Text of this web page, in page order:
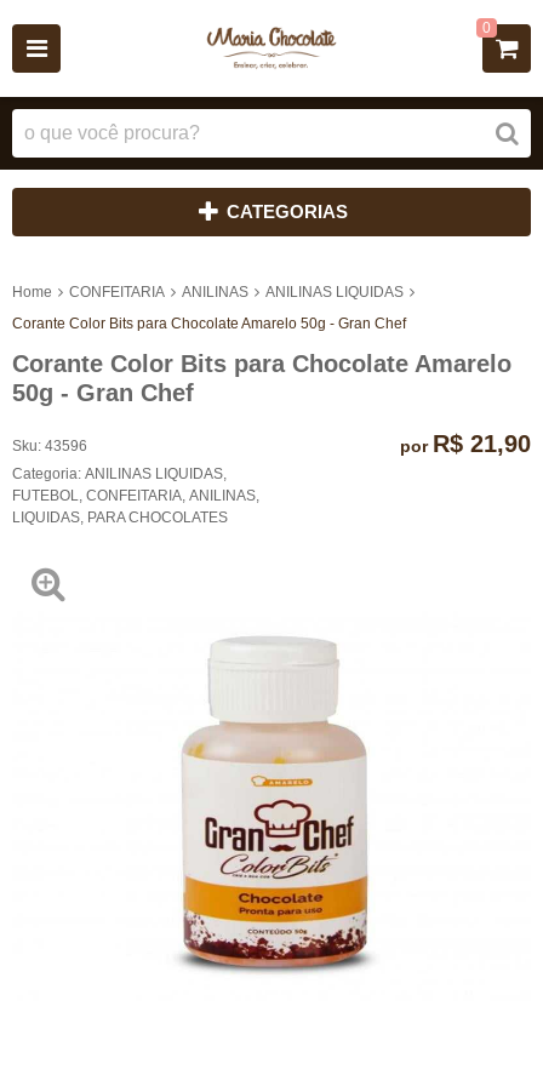
0
CATEGORIAS
Home CONFEITARIA ANILINAS
ANILINAS LIQUIDAS
Corante Color Bits para Chocolate Amarelo 50g - Gran Chef
Corante Color Bits para Chocolate Amarelo
50g - Gran Chef
Sku: 43596
Categoria: ANILINAS LIQUIDAS
FUTEBOL
CONFEITARIA ANILINAS
LIQUIDAS PARA CHOCOLATES
por R$ 21,90